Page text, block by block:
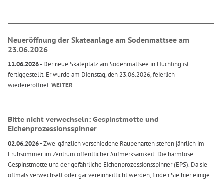
Neueröffnung der Skateanlage am Sodenmattsee am
23.06.2026
11.06.2026 - Der neue Skateplatz am Sodenmattsee in Huchting ist
fertiggestellt. Er wurde am Dienstag, den 23.06.2026, feierlich
wiedereröffnet.WEITER
Bitte nicht verwechseln: Gespinstmotte und
Eichenprozessionsspinner
02.06.2026 -Zwei gänzlich verschiedene Raupenarten stehen jährlich im
Frühsommer im Zentrum öffentlicher Aufmerksamkeit: Die harmlose
Gespinstmotte und der gefährliche Eichenprozessionsspinner (EPS). Da sie
oftmals verwechselt oder gar vereinheitlicht werden, finden Sie hier einige